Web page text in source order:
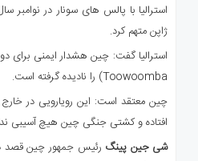
ژاپن متهم کرد.
Toowoomba) را نادیده گرفته است.
چین معتقد است: این رویارویی در
افتاده و کشتی جنگی چین هیچ آسیبی
شی جین پینگ رئیس جمهور چین قصد